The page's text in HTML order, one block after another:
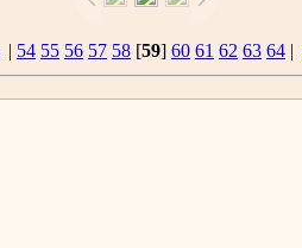
| 54 55 56 57 58 [59] 60 61 62 63 64 |